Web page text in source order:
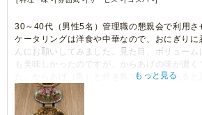
30～40代（男性5名）管理職の懇親会で利用さ
ケータリングは洋食や中華なので、おにぎりに
んにお願いしてみました。見た目、ボリューム
も美味しかったのですが、からあげの味が濃く
た。からあげ（鳥）と焼き鳥で鳥疲れもあると
て頂くのと、鳥以外のお料理を入れて頂けると
またよろしくお願いします。
もっと見る